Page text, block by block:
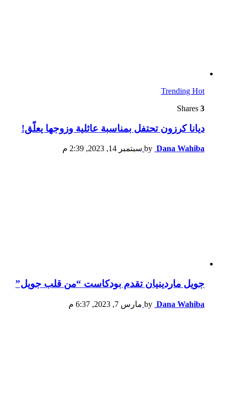
Trending Hot
3
ديانا كرزون تحتفل بمناسبة عائلية وزوجها يعلّق!
by Dana Wahiba سبتمبر 14, 2023, 2:39 م
جويل ماردينيان تقدم بودكاست “من قلب جويل”
by Dana Wahiba مارس 7, 2023, 6:37 م